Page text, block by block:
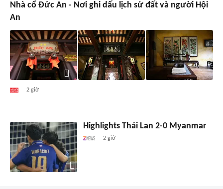
Nhà cổ Đức An - Nơi ghi dấu lịch sử đất và người Hội
An
2 giờ
Highlights Thái Lan 2-0 Myanmar
2 giờ